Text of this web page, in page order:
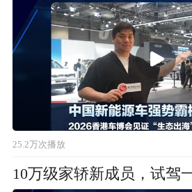
25.2万次播放
10万级家轿新成员，试驾